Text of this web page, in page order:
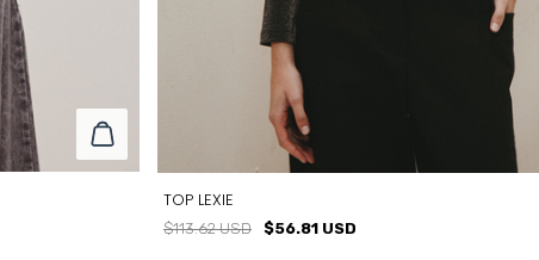
TOP LEXIE
$113.62 USD $56.81 USD